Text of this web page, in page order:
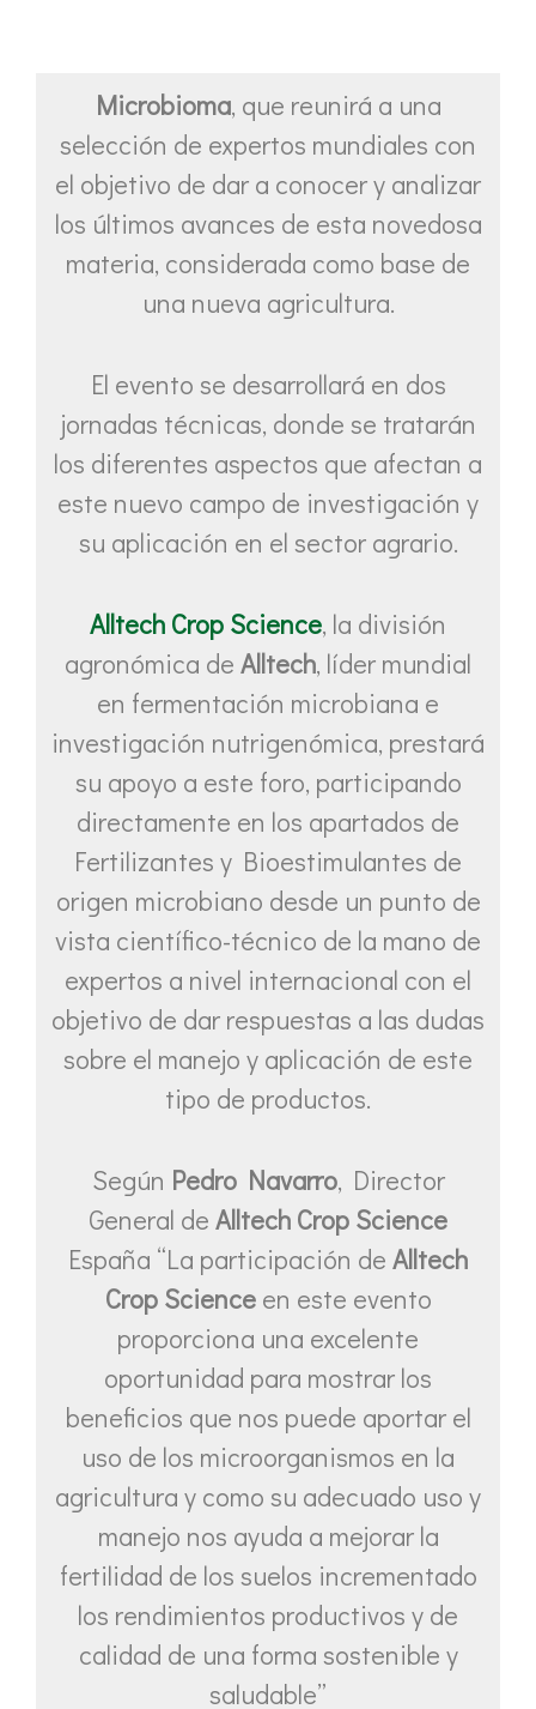
Microbioma, que reunirá a una
selección de expertos mundiales con
el objetivo de dar a conocer y analizar
los últimos avances de esta novedosa
materia, considerada como base de
una nueva agricultura.
El evento se desarrollará en dos
jornadas técnicas, donde se tratarán
los diferentes aspectos que afectan a
este nuevo campo de investigación y
su aplicación en el sector agrario.
Alltech Crop Science, la división
agronómica de Alltech, líder mundial
en fermentación microbiana e
investigación nutrigenómica, prestará
su apoyo a este foro, participando
directamente en los apartados de
Fertilizantes y Bioestimulantes de
origen microbiano desde un punto de
vista científico-técnico de la mano de
expertos a nivel internacional con el
objetivo de dar respuestas a las dudas
sobre el manejo y aplicación de este
tipo de productos.
Según Pedro Navarro, Director
General de Alltech Crop Science
España “La participación de Alltech
Crop Scienceen este evento
proporciona una excelente
oportunidad para mostrar los
beneficios que nos puede aportar el
uso de los microorganismos en la
agricultura y como su adecuado uso y
manejo nos ayuda a mejorar la
fertilidad de los suelos incrementado
los rendimientos productivos y de
calidad de una forma sostenible y
saludable”